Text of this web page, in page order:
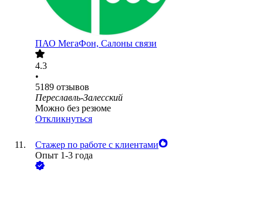
ПАО МегаФон, Салоны связи
4.3
•
5189 отзывов
Переславль-Залесский
Можно без резюме
Откликнуться
Стажер по работе с клиентами
Опыт 1-3 года